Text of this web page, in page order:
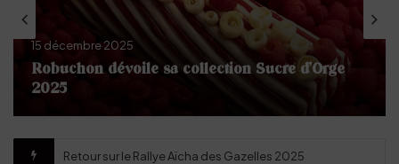
15 décembre 2025
Robuchon dévoile sa collection Sucre d’Orge
2025
Retour sur le Rallye Aïcha des Gazelles 2025